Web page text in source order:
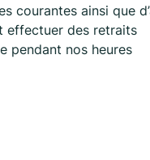
courantes ainsi que
effectuer des retraits
pendant nos heures